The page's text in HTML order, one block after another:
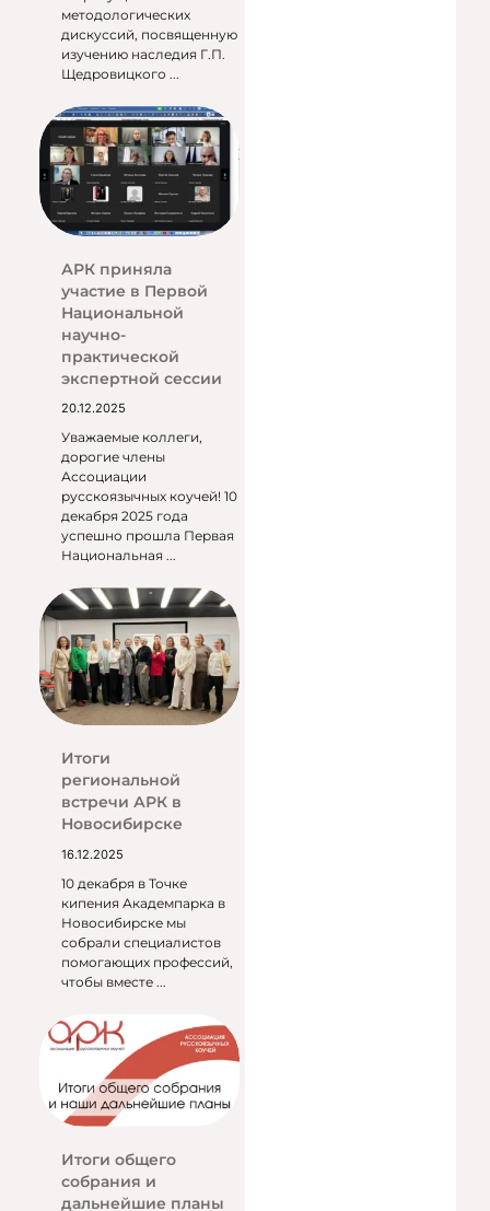
методологических
дискуссий, посвященную
изучению наследия Г.П.
Щедровицкого ...
АРК приняла
участие в Первой
Национальной
научно-
практической
экспертной сессии
20.12.2025
Уважаемые коллеги,
дорогие члены
Ассоциации
русскоязычных коучей! 10
декабря 2025 года
успешно прошла Первая
Национальная ...
Итоги
региональной
встречи АРК в
Новосибирске
16.12.2025
10 декабря в Точке
кипения Академпарка в
Новосибирске мы
собрали специалистов
помогающих профессий,
чтобы вместе ...
Итоги общего
собрания и
дальнейшие планы